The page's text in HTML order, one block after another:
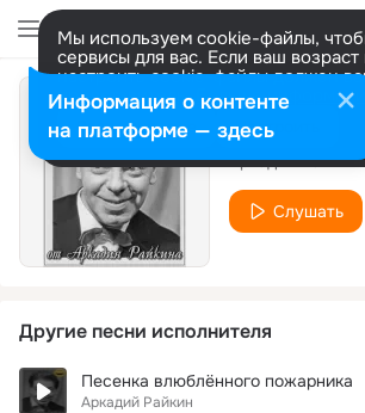
Мы используем cookie-файлы,
сервисы для вас. Если ваш возраст
настроить cookie-файлы должен
представитель. Больше
Разрешить все Настроить
Справки
Аркадий Райкин
Слушать
Другие песни исполнителя
Песенка влюблённого пожарника
Аркадий Райкин
Информация о контенте
на платформе — здесь